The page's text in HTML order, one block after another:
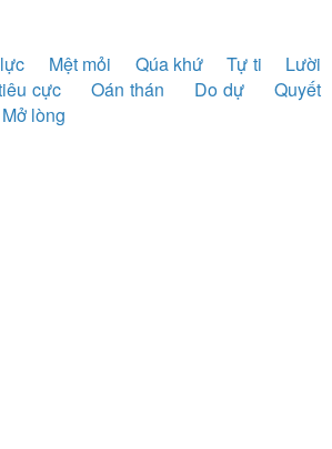
Mệt mỏi Qúa khứ Tự ti
Lười
cực Oán thán Do dự
Quyết
Mở lòng